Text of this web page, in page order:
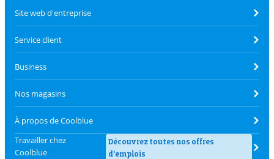
Site web d'entreprise
Service client
Business
Nos magasins
À propos de Coolblue
Travailler chez
Coolblue
Découvrez toutes nos offres
d'emplois